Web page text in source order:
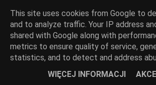
kuchnia kamerunu (2) kuchnia kanadyjska
kuchnia karaibska (1) kuchnia kolumbii (1)
kuchnia koreańska (35) kuchnia kreolska
kuchnia kresowa (25) kuchnia kubańska
kuchnia libańska
kuchnia lwowska (5) kuchnia majorki (4)
This site uses cookies from Google to
and to analyze traffic. Your IP address
shared with Google along with
metrics to ensure quality of service,
statistics, and to detect and address
WIĘCEJ INFORMACJI